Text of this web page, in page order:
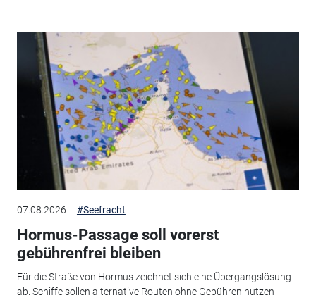
07.08.2026 #Seefracht
Hormus-Passage soll vorerst
gebührenfrei bleiben
Für die Straße von Hormus zeichnet sich eine Übergangslösung
ab. Schiffe sollen alternative Routen ohne Gebühren nutzen